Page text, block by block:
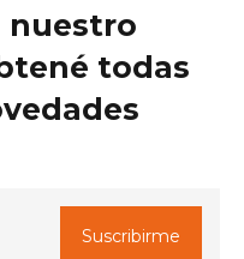
nuestro
todas